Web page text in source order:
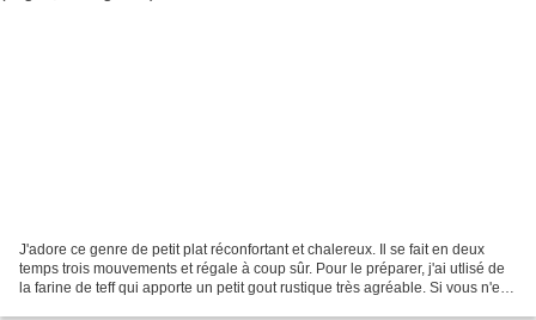
J'adore ce genre de petit plat réconfortant et chalereux. Il se fait en deux
temps trois mouvements et régale à coup sûr. Pour le préparer, j'ai utlisé de
la farine de teff qui apporte un petit gout rustique très agréable. Si vous n'en